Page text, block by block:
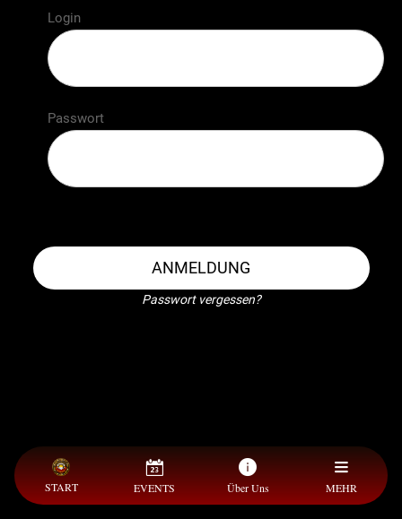
Login
Passwort
ANMELDUNG
Passwort vergessen?
START EVENTS Über Uns MEHR